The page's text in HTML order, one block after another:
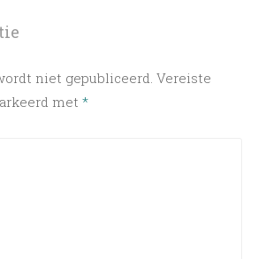
niet gepubliceerd. Vereiste
met *